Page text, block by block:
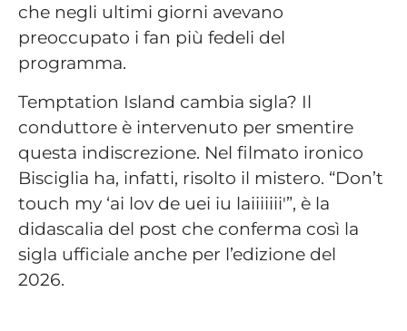
che negli ultimi giorni avevano
preoccupato i fan più fedeli del
programma.
Temptation Island cambia sigla? Il
conduttore è intervenuto per smentire
questa indiscrezione. Nel filmato ironico
Bisciglia ha, infatti, risolto il mistero. “Don’t
touch my ‘ai lov de uei iu laiiiiiii'”, è la
didascalia del post che conferma così la
sigla ufficiale anche per l’edizione del
2026.